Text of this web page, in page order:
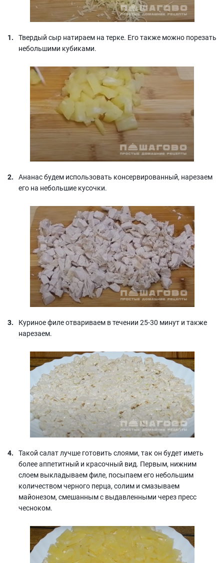
Твердый сыр натираем на терке. Его также можно порезать
небольшими кубиками.
Ананас будем использовать консервированный, нарезаем
его на небольшие кусочки.
Куриное филе отвариваем в течении 25-30 минут и также
нарезаем.
Такой салат лучше готовить слоями, так он будет иметь
более аппетитный и красочный вид. Первым, нижним
слоем выкладываем филе, посыпаем его небольшим
количеством черного перца, солим и смазываем
майонезом, смешанным с выдавленными через пресс
чесноком.